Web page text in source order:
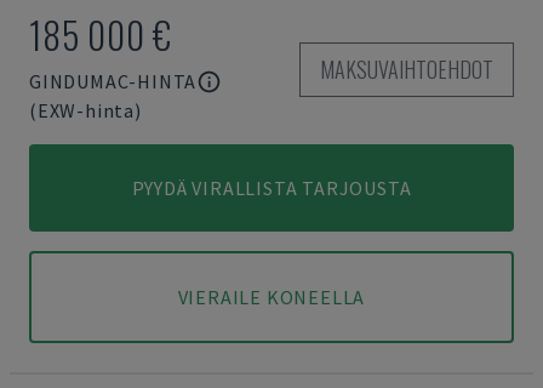
185 000 €
GINDUMAC-HINTA
(EXW-hinta)
MAKSUVAIHTOEHDOT
PYYDÄ VIRALLISTA TARJOUSTA
VIERAILE KONEELLA